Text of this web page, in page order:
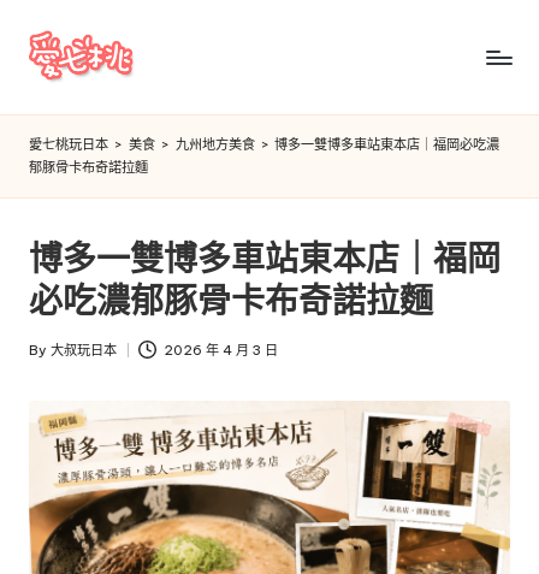
Skip
愛
七
桃
玩
日
本
愛七桃玩日本 > 美食 > 九州地方美食 > 博多一雙博多車站東本店｜福岡必吃濃
郁豚骨卡布奇諾拉麵
博多一雙博多車站東本店｜福岡
必吃濃郁豚骨卡布奇諾拉麵
Posted
By 大叔玩日本 2026 年 4 月 3 日